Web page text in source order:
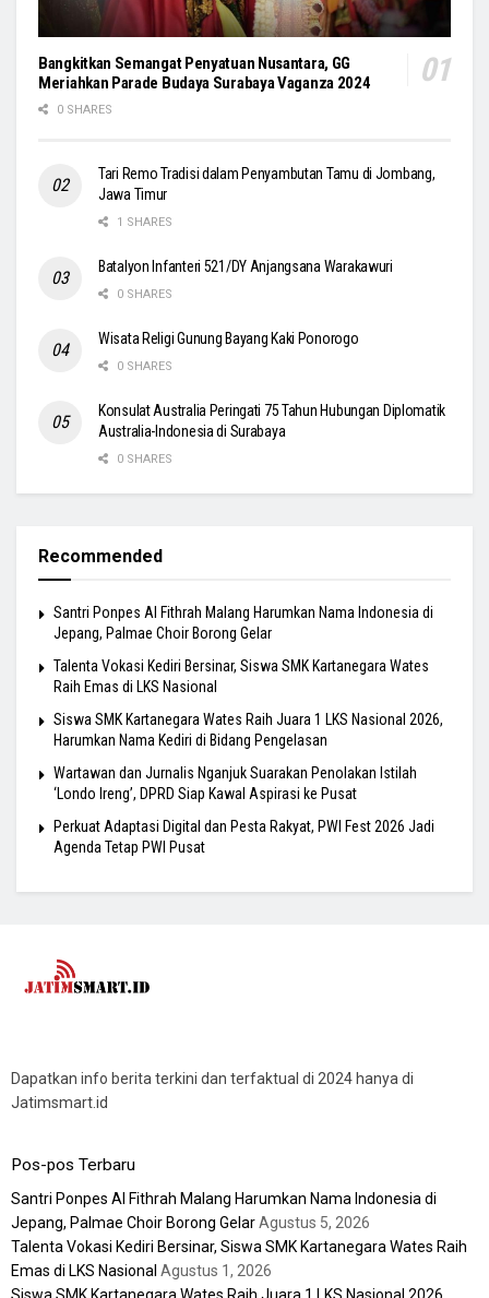
Bangkitkan Semangat Penyatuan Nusantara, GG
Meriahkan Parade Budaya Surabaya Vaganza 2024
0 SHARES
Tari Remo Tradisi dalam Penyambutan Tamu di Jombang,
Jawa Timur
1 SHARES
Batalyon Infanteri 521/DY Anjangsana Warakawuri
0 SHARES
Wisata Religi Gunung Bayang Kaki Ponorogo
0 SHARES
Konsulat Australia Peringati 75 Tahun Hubungan Diplomatik
Australia-Indonesia di Surabaya
0 SHARES
Recommended
Santri Ponpes Al Fithrah Malang Harumkan Nama Indonesia di
Jepang, Palmae Choir Borong Gelar
Talenta Vokasi Kediri Bersinar, Siswa SMK Kartanegara Wates
Raih Emas di LKS Nasional
Siswa SMK Kartanegara Wates Raih Juara 1 LKS Nasional 2026,
Harumkan Nama Kediri di Bidang Pengelasan
Wartawan dan Jurnalis Nganjuk Suarakan Penolakan Istilah
‘Londo Ireng’, DPRD Siap Kawal Aspirasi ke Pusat
Perkuat Adaptasi Digital dan Pesta Rakyat, PWI Fest 2026 Jadi
Agenda Tetap PWI Pusat
Dapatkan info berita terkini dan terfaktual di 2024 hanya di
Jatimsmart.id
Pos-pos Terbaru
Santri Ponpes Al Fithrah Malang Harumkan Nama Indonesia di
Jepang, Palmae Choir Borong GelarAgustus 5, 2026
Talenta Vokasi Kediri Bersinar, Siswa SMK Kartanegara Wates Raih
Emas di LKS Nasional Agustus 1, 2026